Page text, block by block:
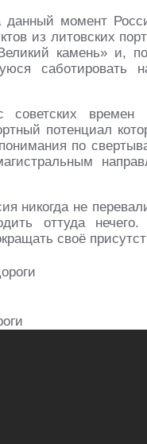
момент
из литовских
камень» и,
саботировать
времен
потенциал
по
никогда не
оттуда
своё